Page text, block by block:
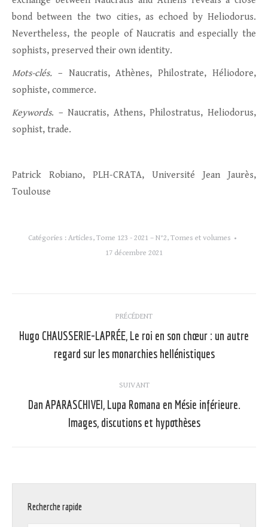
bond between the two cities, as echoed by Heliodorus.
Nevertheless, the people of Naucratis and especially the
sophists, preserved their own identity.
Mots-clés. – Naucratis, Athènes, Philostrate, Héliodore,
sophiste, commerce.
Keywords. – Naucratis, Athens, Philostratus, Heliodorus,
sophist, trade.
Patrick Robiano, PLH-CRATA, Université Jean Jaurès,
Toulouse
Catégories : Articles, Tome 123 - 2021 – N°2, Tomes et volumes
17 décembre 2021
article
PRÉCÉDENT
Article
précédent
Hugo CHAUSSERIE-LAPRÉE, Le roi en son chœur : un autre
regard sur les monarchies hellénistiques
SUIVANT
Article
suivant
Dan APARASCHIVEI, Lupa Romana en Mésie inférieure.
Images, discutions et hypothèses
Recherche rapide